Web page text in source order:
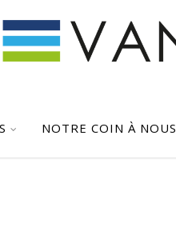
NOTRE COIN À NOUS